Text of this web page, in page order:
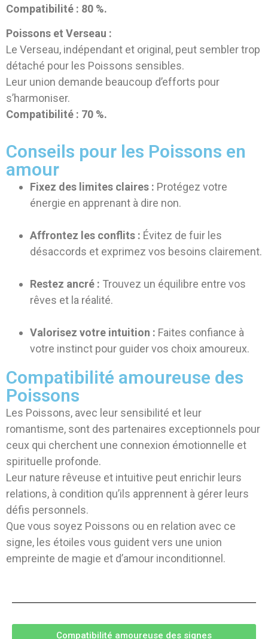
Compatibilité : 80 %.
Poissons et Verseau :
Le Verseau, indépendant et original, peut sembler trop
détaché pour les Poissons sensibles.
Leur union demande beaucoup d’efforts pour
s’harmoniser.
Compatibilité : 70 %.
Conseils pour les Poissons en
amour
Fixez des limites claires : Protégez votre
énergie en apprenant à dire non.
Affrontez les conflits : Évitez de fuir les
désaccords et exprimez vos besoins clairement.
Restez ancré : Trouvez un équilibre entre vos
rêves et la réalité.
Valorisez votre intuition : Faites confiance à
votre instinct pour guider vos choix amoureux.
Compatibilité amoureuse des
Poissons
Les Poissons, avec leur sensibilité et leur
romantisme, sont des partenaires exceptionnels pour
ceux qui cherchent une connexion émotionnelle et
spirituelle profonde.
Leur nature rêveuse et intuitive peut enrichir leurs
relations, à condition qu’ils apprennent à gérer leurs
défis personnels.
Que vous soyez Poissons ou en relation avec ce
signe, les étoiles vous guident vers une union
empreinte de magie et d’amour inconditionnel.
Compatibilité amoureuse des signes